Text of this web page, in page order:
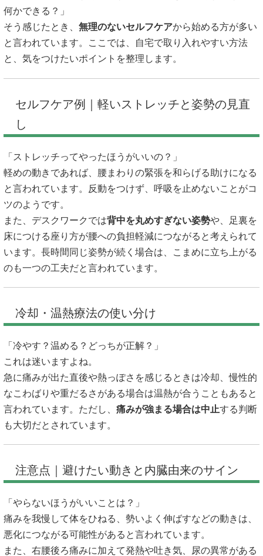
何かできる？」
そう感じたとき、 無理のないセルフケアから始める方が多い
と言われています。ここでは、自宅で取り入れやすい方法
と、気をつけたいポイントを整理します。
セルフケア例｜軽いストレッチと姿勢の見直
し
「ストレッチってやったほうがいいの？」
軽めの動きであれば、腰まわりの緊張を和らげる助けになる
と言われています。反動をつけず、呼吸を止めないことがコ
ツのようです。
また、デスクワークでは背中を丸めすぎない姿勢や、足裏を
床につける座り方が腰への負担軽減につながると考えられて
います。長時間同じ姿勢が続く場合は、こまめに立ち上がる
のも一つの工夫だと言われています。
冷却・温熱療法の使い分け
「冷やす？温める？どっちが正解？」
これは迷いますよね。
急に痛みが出た直後や熱っぽさを感じるときは冷却、慢性的
なこわばりや重だるさがある場合は温熱が合うこともあると
言われています。ただし、 痛みが強まる場合は中止する判断
も大切だとされています。
注意点｜避けたい動きと内臓由来のサイン
「やらないほうがいいことは？」
痛みを我慢して体をひねる、勢いよく伸ばすなどの動きは、
悪化につながる可能性があると言われています。
また、右腰後ろ痛みに加えて発熱や吐き気、尿の異常がある